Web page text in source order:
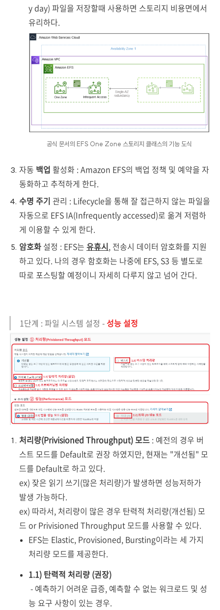
y day) 파일을 저장할때 사용하면 스토리지 비용면에서
유리하다.
공식 문서의 EFS One Zone 스토리지 클래스의 기능 도식
자동 백업 활성화 : Amazon EFS의 백업 정책 및 예약을 자
동화하고 추적하게 한다.
수명 주기 관리 : Lifecycle을 통해 잘 접근하지 않는 파일을
자동으로 EFS IA(Infrequently accessed)로 옮겨 저렴하
게 이용할 수 있게 한다.
암호화 설정 : EFS는 유휴시, 전송시 데이터 암호화를 지원
하고 있다. 나의 경우 함호화는 나중에 EFS, S3 등 별도로
따로 포스팅할 예정이니 자세히 다루지 않고 넘어 간다.
1단계 : 파일 시스템 설정 - 성능 설정
처리량(Privisioned Throughput) 모드 : 예전의 경우 버
스트 모드를 Default로 권장 하였지만, 현재는 "개선됨" 모
드를 Default로 하고 있다.
ex) 잦은 읽기 쓰기(많은 처리량)가 발생하면 성능저하가
발생 가능하다.
ex) 따라서, 처리량이 많은 경우 탄력적 처리량(개선됨) 모
드 or Privisioned Throughput 모드를 사용할 수 있다.
EFS는 Elastic, Provisioned, Bursting이라는 세 가지
처리량 모드를 제공한다.
1.1) 탄력적 처리량 (권장)
- 예측하기 어려운 급증, 예측할 수 없는 워크로드 및 성
능 요구 사항이 있는 경우.